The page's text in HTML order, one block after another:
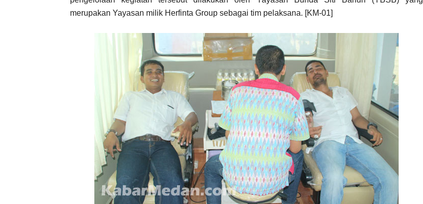
merupakan Yayasan milik Herfinta Group sebagai tim pelaksana. [KM-01]